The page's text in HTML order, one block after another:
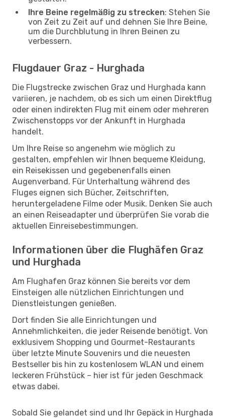
Ihre Beine regelmäßig zu strecken: Stehen Sie
von Zeit zu Zeit auf und dehnen Sie Ihre Beine,
um die Durchblutung in Ihren Beinen zu
verbessern.
Flugdauer Graz - Hurghada
Die Flugstrecke zwischen Graz und Hurghada kann
variieren, je nachdem, ob es sich um einen Direktflug
oder einen indirekten Flug mit einem oder mehreren
Zwischenstopps vor der Ankunft in Hurghada
handelt.
Um Ihre Reise so angenehm wie möglich zu
gestalten, empfehlen wir Ihnen bequeme Kleidung,
ein Reisekissen und gegebenenfalls einen
Augenverband. Für Unterhaltung während des
Fluges eignen sich Bücher, Zeitschriften,
heruntergeladene Filme oder Musik. Denken Sie auch
an einen Reiseadapter und überprüfen Sie vorab die
aktuellen Einreisebestimmungen.
Informationen über die Flughäfen Graz
und Hurghada
Am Flughafen Graz können Sie bereits vor dem
Einsteigen alle nützlichen Einrichtungen und
Dienstleistungen genießen.
Dort finden Sie alle Einrichtungen und
Annehmlichkeiten, die jeder Reisende benötigt. Von
exklusivem Shopping und Gourmet-Restaurants
über letzte Minute Souvenirs und die neuesten
Bestseller bis hin zu kostenlosem WLAN und einem
leckeren Frühstück – hier ist für jeden Geschmack
etwas dabei.
Sobald Sie gelandet sind und Ihr Gepäck in Hurghada